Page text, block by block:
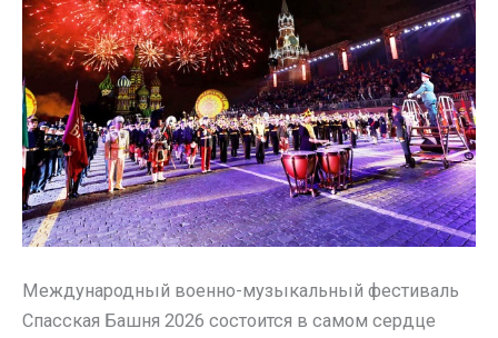
Международный военно-музыкальный фестиваль
Спасская Башня 2026 состоится в самом сердце